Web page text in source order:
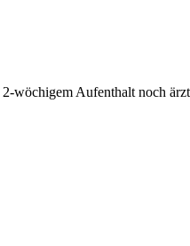
wöchigem Aufenthalt noch